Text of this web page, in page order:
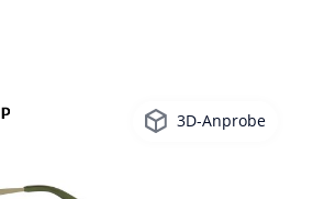
3D-Anprobe